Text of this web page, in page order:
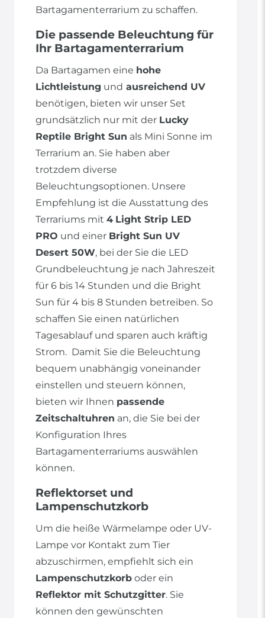
Bartagamenterrarium zu schaffen.
Die passende Beleuchtung für
Ihr Bartagamenterrarium
Da Bartagamen eine hohe
Lichtleistung und ausreichend UV
benötigen, bieten wir unser Set
grundsätzlich nur mit der Lucky
Reptile Bright Sun als Mini Sonne im
Terrarium an. Sie haben aber
trotzdem diverse
Beleuchtungsoptionen. Unsere
Empfehlung ist die Ausstattung des
Terrariums mit 4 Light Strip LED
PRO und einer Bright Sun UV
Desert 50W, bei der Sie die LED
Grundbeleuchtung je nach Jahreszeit
für 6 bis 14 Stunden und die Bright
Sun für 4 bis 8 Stunden betreiben. So
schaffen Sie einen natürlichen
Tagesablauf und sparen auch kräftig
Strom. Damit Sie die Beleuchtung
bequem unabhängig voneinander
einstellen und steuern können,
bieten wir Ihnen passende
Zeitschaltuhren an, die Sie bei der
Konfiguration Ihres
Bartagamenterrariums auswählen
können.
Reflektorset und
Lampenschutzkorb
Um die heiße Wärmelampe oder UV-
Lampe vor Kontakt zum Tier
abzuschirmen, empfiehlt sich ein
Lampenschutzkorb oder ein
Reflektor mit Schutzgitter. Sie
können den gewünschten